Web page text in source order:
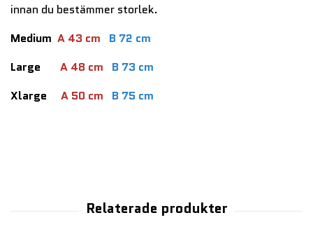
innan du bestämmer storlek.
Medium A 43 cm
B 72 cm
Large A 48 cm B 73 cm
Xlarge A 50 cm B 75 cm